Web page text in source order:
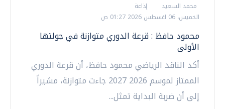
محمد السعيد
إذاعة
الخميس، 06 اغسطس 2026 01:27 ص
محمود حافظ : قرعة الدوري متوازنة في جولتها
الأولى
أكد الناقد الرياضي محمود حافظ، أن قرعة الدوري
الممتاز لموسم 2026 2027 جاءت متوازنة، مشيراً
إلى أن ضربة البداية تمثل...